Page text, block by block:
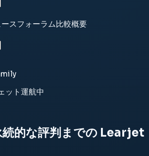
スフォーラム比較概要
ット運航中
続的な評判までの Learjet